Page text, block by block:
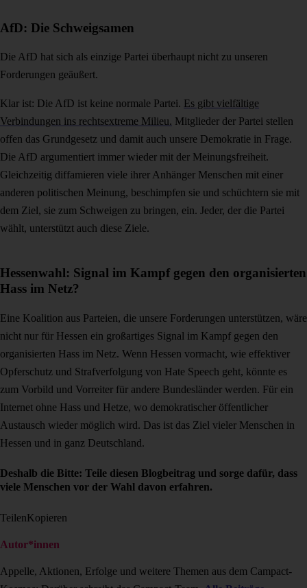
AfD: Die Schweigsamen
Die AfD hat sich als einzige Partei überhaupt nicht zu unseren
Forderungen geäußert.
Klar ist: Die AfD ist keine normale Partei. Es gibt vielfältige
Verbindungen ins rechtsextreme Milieu. Mitglieder der Partei stellen
offen das Grundgesetz und damit auch unsere Demokratie in Frage.
Die AfD argumentiert immer wieder mit der Meinungsfreiheit.
Gleichzeitig diffamieren viele ihrer Anhänger Menschen mit einer
anderen politischen Meinung, beschimpfen sie und schüchtern sie mit
dem Ziel, sie zum Schweigen zu bringen, ein. Jeder, der die Partei
wählt, unterstützt auch diese Ziele.
Hessenwahl: Signal im Kampf gegen den organisierten
Hass im Netz?
Eine Koalition aus Parteien, die unsere Forderungen unterstützen, wäre
nicht nur für Hessen ein großartiges Signal im Kampf gegen den
organisierten Hass im Netz. Wenn Hessen vormacht, wie effektiver
Opferschutz und Strafverfolgung von Hate Speech geht, könnte es
zum Vorbild und Vorreiter für andere Bundesländer werden. Für ein
Internet ohne Hass und Hetze, wo demokratischer öffentlicher
Austausch wieder möglich wird. Das ist das Ziel vieler Menschen in
Hessen und in ganz Deutschland.
Deshalb die Bitte: Teile diesen Blogbeitrag und sorge dafür, dass
viele Menschen vor der Wahl davon erfahren.
TeilenKopieren
Autor*innen
Appelle, Aktionen, Erfolge und weitere Themen aus dem Campact-